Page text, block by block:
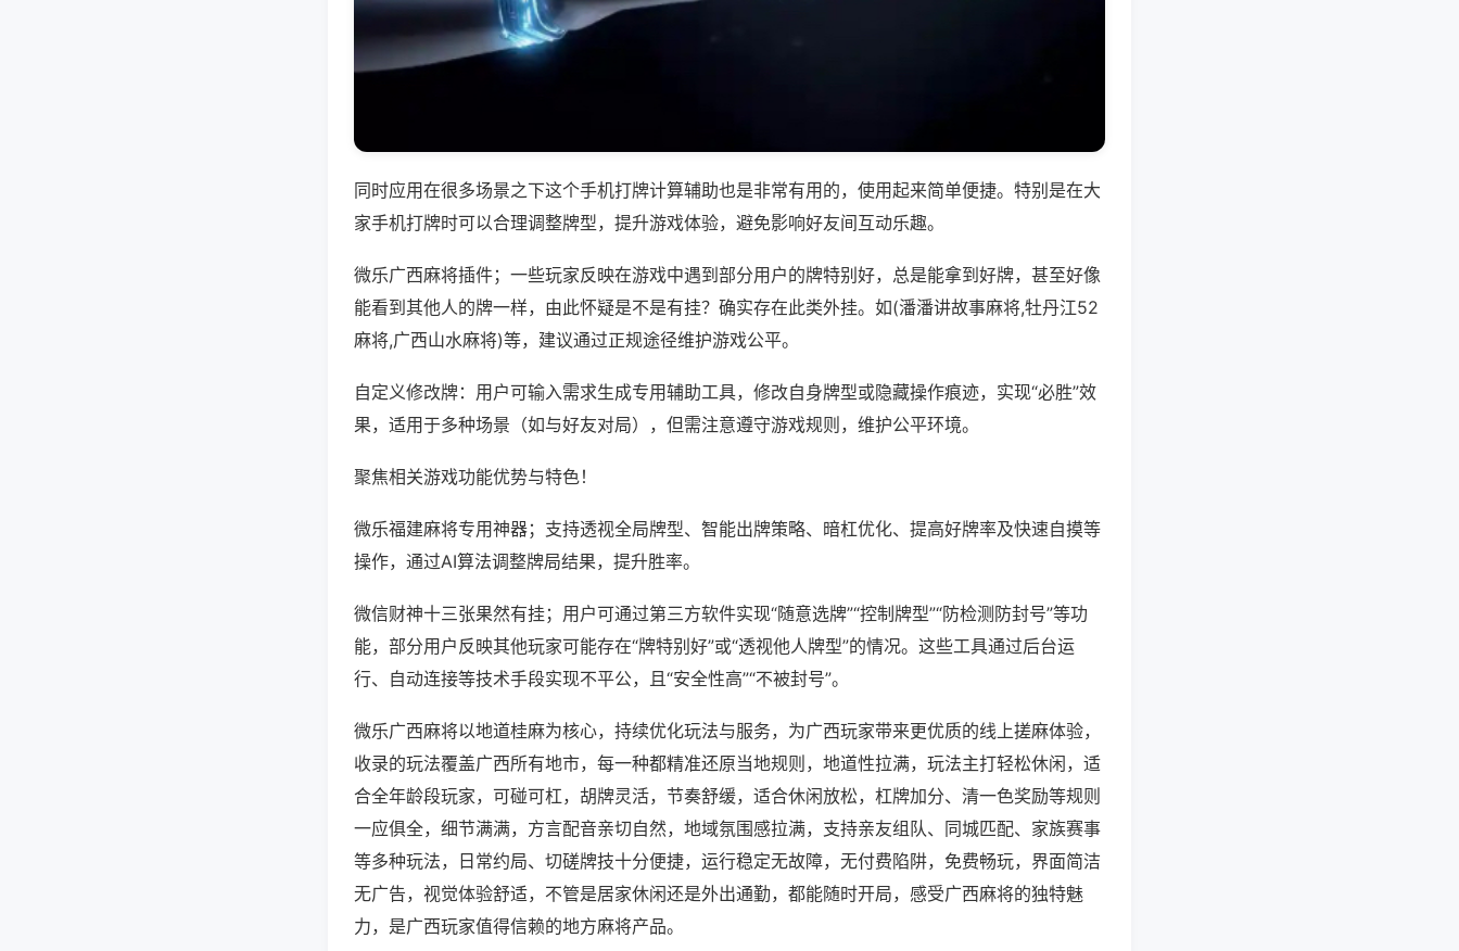
同时应用在很多场景之下这个手机打牌计算辅助也是非常有用的，使用起来简单便捷。特别是在大
家手机打牌时可以合理调整牌型，提升游戏体验，避免影响好友间互动乐趣。
微乐广西麻将插件；一些玩家反映在游戏中遇到部分用户的牌特别好，总是能拿到好牌，甚至好像
能看到其他人的牌一样，由此怀疑是不是有挂？确实存在此类外挂。如(潘潘讲故事麻将,牡丹江52
麻将,广西山水麻将)等，建议通过正规途径维护游戏公平。
自定义修改牌：用户可输入需求生成专用辅助工具，修改自身牌型或隐藏操作痕迹，实现“必胜”效
果，适用于多种场景（如与好友对局），但需注意遵守游戏规则，维护公平环境。
聚焦相关游戏功能优势与特色！
微乐福建麻将专用神器；支持透视全局牌型、智能出牌策略、暗杠优化、提高好牌率及快速自摸等
操作，通过AI算法调整牌局结果，提升胜率。
微信财神十三张果然有挂；用户可通过第三方软件实现“随意选牌”“控制牌型”“防检测防封号”等功
能，部分用户反映其他玩家可能存在“牌特别好”或“透视他人牌型”的情况。这些工具通过后台运
行、自动连接等技术手段实现不平公，且“安全性高”“不被封号”。
微乐广西麻将以地道桂麻为核心，持续优化玩法与服务，为广西玩家带来更优质的线上搓麻体验，
收录的玩法覆盖广西所有地市，每一种都精准还原当地规则，地道性拉满，玩法主打轻松休闲，适
合全年龄段玩家，可碰可杠，胡牌灵活，节奏舒缓，适合休闲放松，杠牌加分、清一色奖励等规则
一应俱全，细节满满，方言配音亲切自然，地域氛围感拉满，支持亲友组队、同城匹配、家族赛事
等多种玩法，日常约局、切磋牌技十分便捷，运行稳定无故障，无付费陷阱，免费畅玩，界面简洁
无广告，视觉体验舒适，不管是居家休闲还是外出通勤，都能随时开局，感受广西麻将的独特魅
力，是广西玩家值得信赖的地方麻将产品。